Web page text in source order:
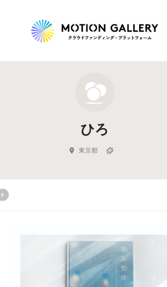
新着プロジェクト
Feature
キュレーターから探す
ひろ
東京都
0